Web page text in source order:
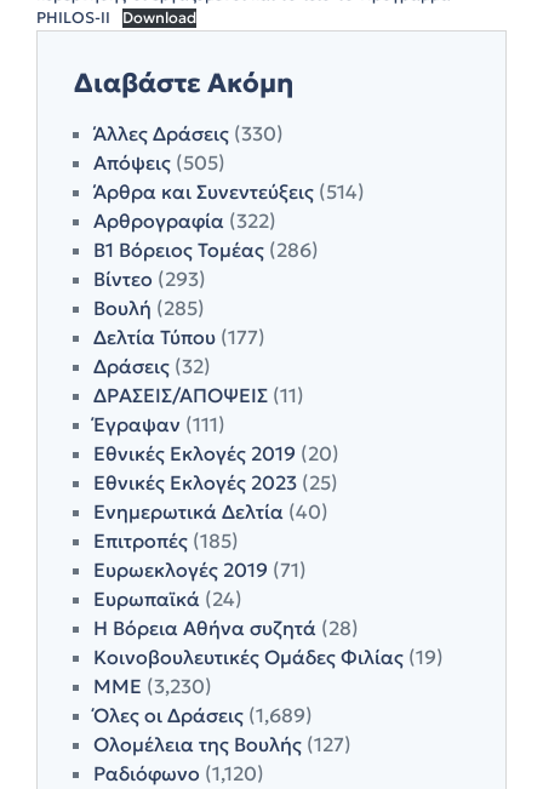
PHILOS-ΙΙ
Download
Διαβάστε Ακόμη
Άλλες Δράσεις (330)
Απόψεις (505)
Άρθρα και Συνεντεύξεις (514)
Αρθρογραφία (322)
Β1 Βόρειος Τομέας (286)
Βίντεο (293)
Βουλή (285)
Δελτία Τύπου (177)
Δράσεις (32)
ΔΡΑΣΕΙΣ/ΑΠΟΨΕΙΣ (11)
Έγραψαν (111)
Εθνικές Εκλογές 2019 (20)
Εθνικές Εκλογές 2023 (25)
Ενημερωτικά Δελτία (40)
Επιτροπές (185)
Ευρωεκλογές 2019 (71)
Ευρωπαϊκά (24)
Η Βόρεια Αθήνα συζητά (28)
Κοινοβουλευτικές Ομάδες Φιλίας (19)
ΜΜΕ (3,230)
Όλες οι Δράσεις (1,689)
Ολομέλεια της Βουλής (127)
Ραδιόφωνο (1,120)